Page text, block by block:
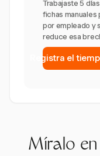
Trabajaste 5
fichas manuales
por empleado y
reduce esa
Registra el
Míralo